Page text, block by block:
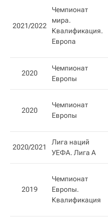
2021/2022
Чемпионат
мира.
Квалификация.
Европа
2020
Чемпионат
Европы
2020
Чемпионат
Европы
2020/2021
Лига наций
УЕФА. Лига A
2019
Чемпионат
Европы.
Квалификация​